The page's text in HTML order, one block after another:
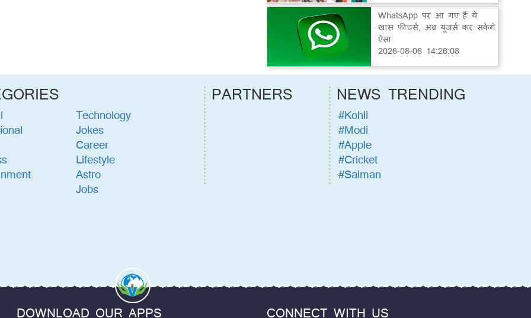
WhatsApp पर आ गए हैं ये
खास फीचर्स, अब यूजर्स कर सकेंगे
ऐसा
2026-08-06 14:26:08
Technology
Jokes
Career
Lifestyle
Astro
Jobs
PARTNERS NEWS TRENDING
#Kohli
#Modi
#Apple
#Cricket
#Salman
DOWNLOAD OUR APPS CONNECT WITH US